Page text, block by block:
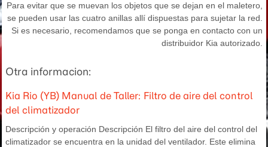
Para evitar que se muevan los objetos que se dejan en el maletero,
se pueden usar las cuatro anillas allí dispuestas para sujetar la red.
Si es necesario, recomendamos que se ponga en contacto con un
distribuidor Kia autorizado.
Otra informacion:
Kia Rio (YB) Manual de Taller: Filtro de aire del control
del climatizador
Descripción y operación Descripción El filtro del aire del control del
climatizador se encuentra en la unidad del ventilador. Este elimina